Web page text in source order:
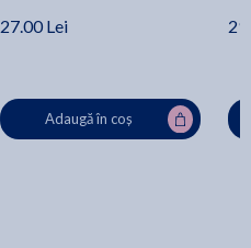
27.00 Lei
Adaugă în coș